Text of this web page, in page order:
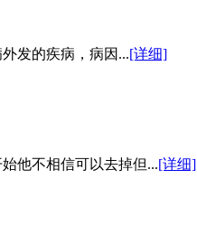
发的疾病，病因...[详细]
他不相信可以去掉但...[详细]